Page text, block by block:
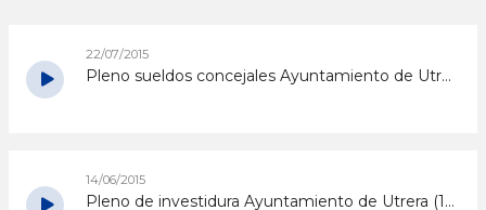
22/07/2015
Pleno sueldos concejales Ayuntamiento de Utrera (21-07-15)
14/06/2015
Pleno de investidura Ayuntamiento de Utrera (13-06-15)